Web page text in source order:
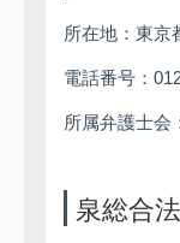
所在地：東京
電話番号：
所属弁護士会
泉総合